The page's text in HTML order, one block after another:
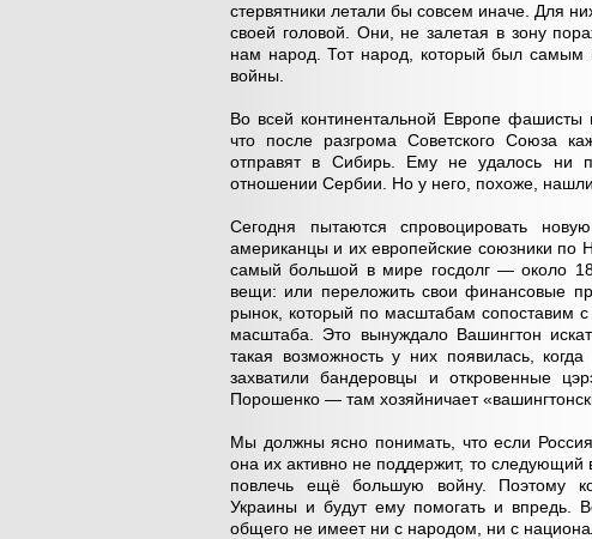
стервятники летали бы совсем иначе. Для
своей головой. Они, не залетая в зону
нам народ. Тот народ, который был самым
войны.
Во всей континентальной Европе
что после разгрома Советского Союза
отправят в Сибирь. Ему не удалось ни
отношении Сербии. Но у него, похоже,
Сегодня пытаются спровоцировать
американцы и их европейские союзники
самый большой в мире госдолг — около
вещи: или переложить свои финансовые
рынок, который по масштабам сопоставим с
масштаба. Это вынуждало Вашингтон
такая возможность у них появилась,
захватили бандеровцы и откровенные
Порошенко — там хозяйничает
Мы должны ясно понимать, что если
она их активно не поддержит, то
повлечь ещё большую войну. Поэтому
Украины и будут ему помогать и впредь.
общего не имеет ни с народом, ни с